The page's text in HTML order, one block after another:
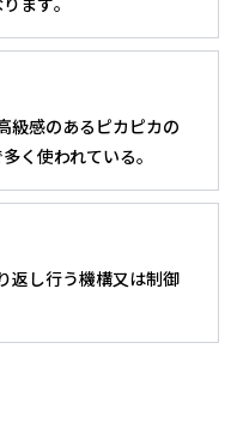
級感のあるピカピカの
く使われている｡
返し行う機構又は制御